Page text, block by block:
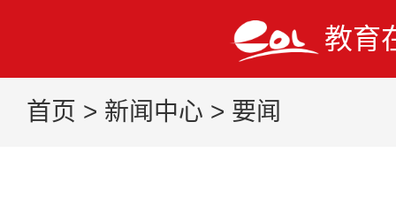
教育
首页 > 新闻中心 > 要闻